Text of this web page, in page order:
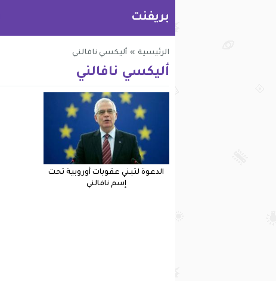
بريفنت
الرئيسية » أليكسي نافالني
أليكسي نافالني
الدعوة لتبني عقوبات أوروبية تحت
إسم نافالني